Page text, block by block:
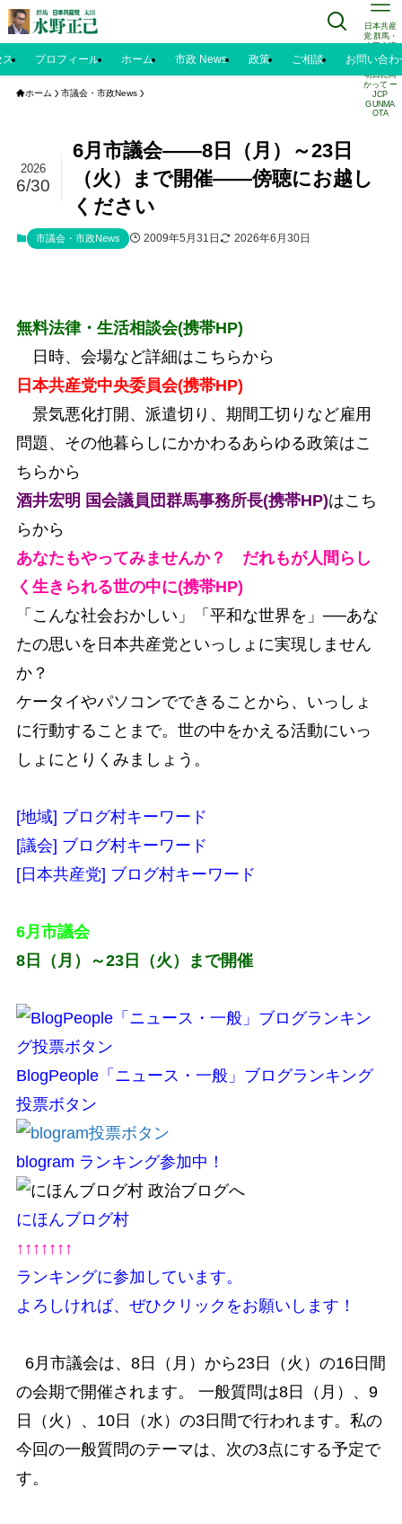
日本共産
党 群馬・
太田市議
水野正己
のブログ |
明日に向
かって ー
JCP
GUNMA
OTA
ス プロフィール ホーム 市政 News 政策 ご相談 お問い合わ
ホーム 市議会・市政News
6月市議会――8日（月）～23日
（火）まで開催――傍聴にお越し
ください
2026
6/30
市議会・市政News 2009年5月31日 2026年6月30日
無料法律・生活相談会(携帯HP)
日時、会場など詳細はこちらから
日本共産党中央委員会(携帯HP)
景気悪化打開、派遣切り、期間工切りなど雇用
問題、その他暮らしにかかわるあらゆる政策はこ
ちらから
酒井宏明 国会議員団群馬事務所長(携帯HP)はこち
らから
あなたもやってみませんか？ だれもが人間らし
く生きられる世の中に(携帯HP)
「こんな社会おかしい」「平和な世界を」──あな
たの思いを日本共産党といっしょに実現しません
か？
ケータイやパソコンでできることから、いっしょ
に行動することまで。世の中をかえる活動にいっ
しょにとりくみましょう。
[地域] ブログ村キーワード
[議会] ブログ村キーワード
[日本共産党] ブログ村キーワード
6月市議会
8日（月）～23日（火）まで開催
BlogPeople「ニュース・一般」ブログランキング
投票ボタン
blogram ランキング参加中！
にほんブログ村
↑↑↑↑↑↑↑
ランキングに参加しています。
よろしければ、ぜひクリックをお願いします！
6月市議会は、8日（月）から23日（火）の16日間
の会期で開催されます。 一般質問は8日（月）、9
日（火）、10日（水）の3日間で行われます。私の
今回の一般質問のテーマは、 次の3点にする予定で
す。